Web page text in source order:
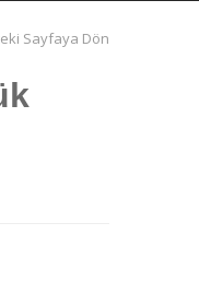
Sayfaya Dön